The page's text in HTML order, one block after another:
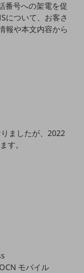
番号への架電を促
について、お客さ
報や本文内容から
ましたが、2022
す。
モバイル